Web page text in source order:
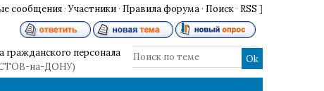
сообщения ·Участники · Правила форума · Поиск · RSS ]
гражданского персонала
на-ДОНУ)